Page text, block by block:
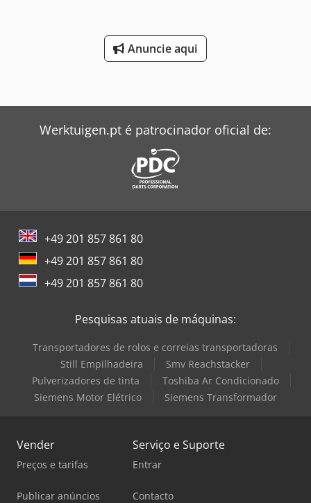
Anuncie aqui
Werktuigen.pt é patrocinador oficial de:
+49 201 857 861 80
+49 201 857 861 80
+49 201 857 861 80
Pesquisas atuais de máquinas:
Transportadores de rolos e correias transportadoras
Still Empilhadeira
Smv Reachstacker
Pulverizadores de tinta
Toshiba Ar Condicionado
Siemens Motor Elétrico
Siemens Transformador
Vender
Preços e tarifas
Publicar anúncios
Serviço e Suporte
Entrar
Contacto